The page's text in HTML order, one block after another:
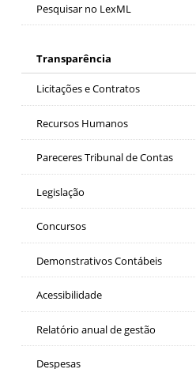
Pesquisar no LexML
Transparência
Licitações e Contratos
Recursos Humanos
Pareceres Tribunal de Contas
Legislação
Concursos
Demonstrativos Contábeis
Acessibilidade
Relatório anual de gestão
Despesas